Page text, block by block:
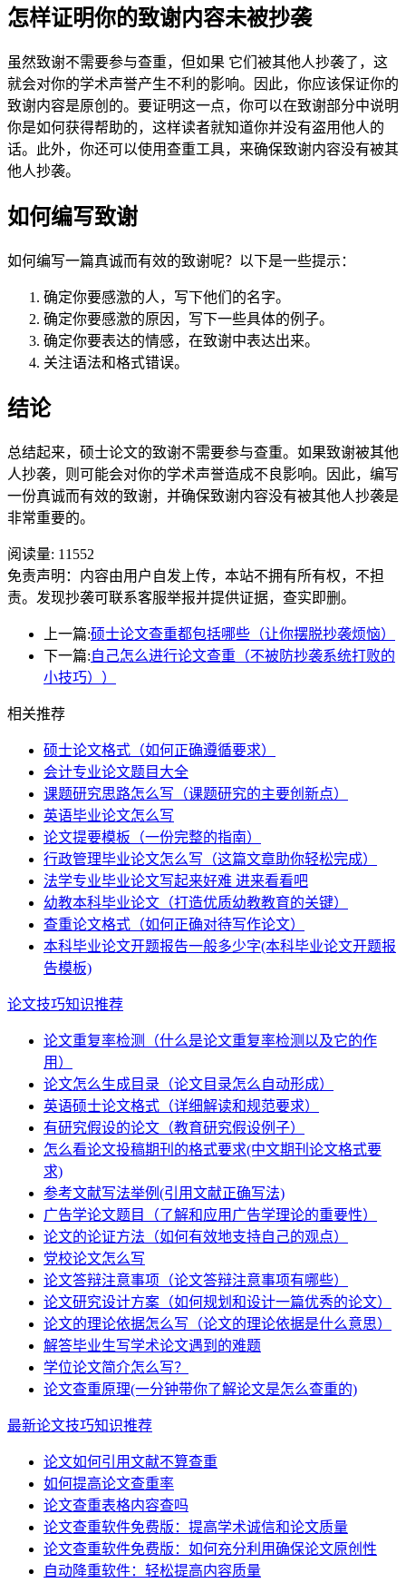
怎样证明你的致谢内容未被抄袭
虽然致谢不需要参与查重，但如果 它们被其他人抄袭了，这
就会对你的学术声誉产生不利的影响。因此，你应该保证你的
致谢内容是原创的。要证明这一点，你可以在致谢部分中说明
你是如何获得帮助的，这样读者就知道你并没有盗用他人的
话。此外，你还可以使用查重工具，来确保致谢内容没有被其
他人抄袭。
如何编写致谢
如何编写一篇真诚而有效的致谢呢？以下是一些提示：
确定你要感激的人，写下他们的名字。
确定你要感激的原因，写下一些具体的例子。
确定你要表达的情感，在致谢中表达出来。
关注语法和格式错误。
结论
总结起来，硕士论文的致谢不需要参与查重。如果致谢被其他
人抄袭，则可能会对你的学术声誉造成不良影响。因此，编写
一份真诚而有效的致谢，并确保致谢内容没有被其他人抄袭是
非常重要的。
阅读量: 11552
免责声明：内容由用户自发上传，本站不拥有所有权，不担
责。发现抄袭可联系客服举报并提供证据，查实即删。
上一篇:硕士论文查重都包括哪些（让你摆脱抄袭烦恼）
下一篇:自己怎么进行论文查重（不被防抄袭系统打败的
小技巧））
相关推荐
硕士论文格式（如何正确遵循要求）
会计专业论文题目大全
课题研究思路怎么写（课题研究的主要创新点）
英语毕业论文怎么写
论文提要模板（一份完整的指南）
行政管理毕业论文怎么写（这篇文章助你轻松完成）
法学专业毕业论文写起来好难 进来看看吧
幼教本科毕业论文（打造优质幼教教育的关键）
查重论文格式（如何正确对待写作论文）
本科毕业论文开题报告一般多少字(本科毕业论文开题报
告模板)
论文技巧知识推荐
论文重复率检测（什么是论文重复率检测以及它的作
用）
论文怎么生成目录（论文目录怎么自动形成）
英语硕士论文格式（详细解读和规范要求）
有研究假设的论文（教育研究假设例子）
怎么看论文投稿期刊的格式要求(中文期刊论文格式要
求)
参考文献写法举例(引用文献正确写法)
广告学论文题目（了解和应用广告学理论的重要性）
论文的论证方法（如何有效地支持自己的观点）
党校论文怎么写
论文答辩注意事项（论文答辩注意事项有哪些）
论文研究设计方案（如何规划和设计一篇优秀的论文）
论文的理论依据怎么写（论文的理论依据是什么意思）
解答毕业生写学术论文遇到的难题
学位论文简介怎么写？
论文查重原理(一分钟带你了解论文是怎么查重的)
最新论文技巧知识推荐
论文如何引用文献不算查重
如何提高论文查重率
论文查重表格内容查吗
论文查重软件免费版：提高学术诚信和论文质量
论文查重软件免费版：如何充分利用确保论文原创性
自动降重软件：轻松提高内容质量